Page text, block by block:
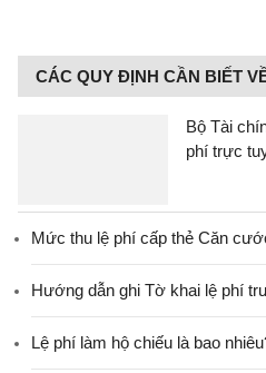
CÁC QUY ĐỊNH CẦN BIẾT
Bộ Tài
phí trực
Mức thu lệ phí cấp thẻ Căn
Hướng dẫn ghi Tờ khai lệ phí
Lệ phí làm hộ chiếu là bao